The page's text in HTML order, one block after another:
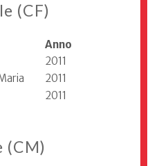
(CF)
Anno
2011
2011
2011
(CM)